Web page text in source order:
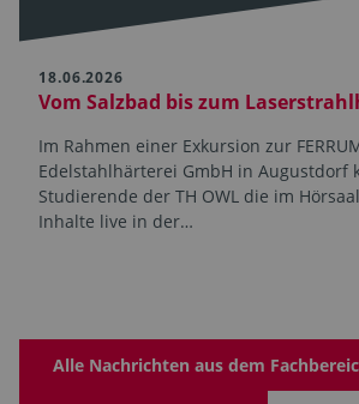
18.06.2026
Vom Salzbad bis zum
Im Rahmen einer Exkursion zur
Edelstahlhärterei GmbH in Augustdorf
Studierende der TH OWL die im
Inhalte live in der…
Alle Nachrichten aus dem